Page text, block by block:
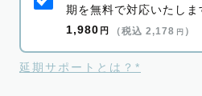
期を無料で対応いたしま
1,980 円 （税込 2,178 円 ）
延期サポートとは？*